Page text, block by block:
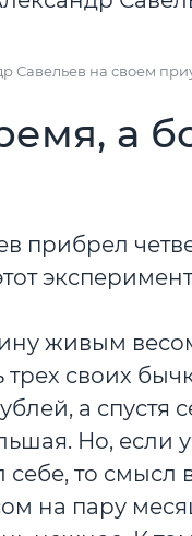
Савельев на своем
а
прибрел
живым
своих
а спустя
Но, если
себе, то
на пару